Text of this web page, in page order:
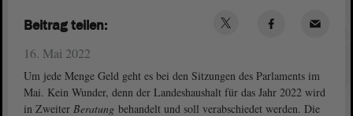
16. Mai 2022
Um jede Menge Geld geht es bei den Sitzungen des Parlaments im
Mai. Kein Wunder, denn der Landeshaushalt für das Jahr 2022 wird
in Zweiter Beratung behandelt und soll verabschiedet werden. Die
Beitrag teilen: